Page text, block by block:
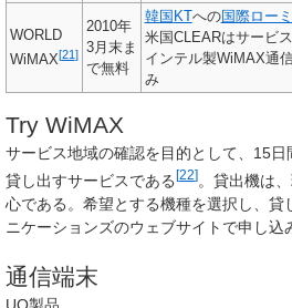
WORLD
WiMAX[21]
2010年
3月末ま
で無料
韓国 KTへの国際ロー
米国CLEARはサービ
インテル製WiMAX通
み
Try WiMAX
サービス地域の確認を目的として、15
貸し出すサービスである [22] 。貸出機は
心である。希望とする機種を選択し、貸
ニケーションズのウェブサイトで申し込
通信端末